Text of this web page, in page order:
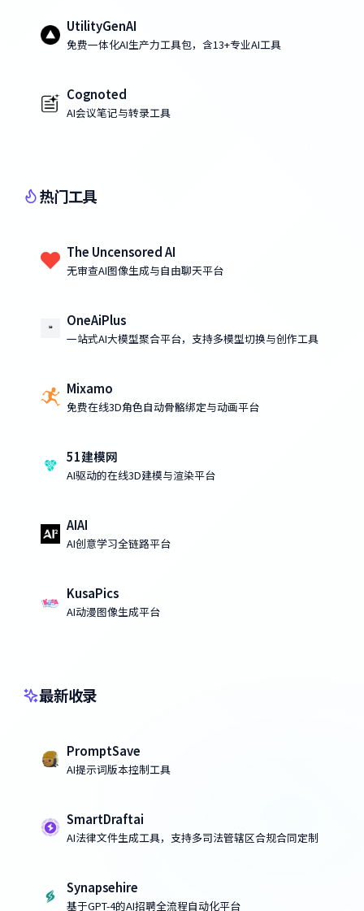
UtilityGenAI
免费一体化AI生产力工具包，含13+专业AI工具
Cognoted
AI会议笔记与转录工具
热门工具
The Uncensored AI
无审查AI图像生成与自由聊天平台
OneAiPlus
一站式AI大模型聚合平台，支持多模型切换与创作工具
Mixamo
免费在线3D角色自动骨骼绑定与动画平台
51建模网
AI驱动的在线3D建模与渲染平台
AIAI
AI创意学习全链路平台
KusaPics
AI动漫图像生成平台
最新收录
PromptSave
AI提示词版本控制工具
SmartDraftai
AI法律文件生成工具，支持多司法管辖区合规合同定制
Synapsehire
基于GPT-4的AI招聘全流程自动化平台